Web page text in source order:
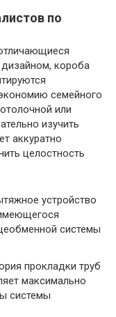
по
короба
семейного
или
изучить
аккуратно
целостность
устройство
системы
прокладки труб
максимально
системы